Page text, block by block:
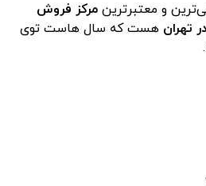
و معتبرترینمرکز فروش
تهران هست که سال هاست توی